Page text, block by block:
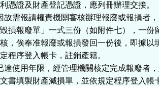
證及財產登記憑證，應列冊辦理交接。
故需報請權責機關審核辦理報廢或報損者
報廢單」一式三份（如附件七），一份
俟奉准報廢或報損發回一份後，即據以
序登入帳卡，註銷產籍。
達使用年限，經管理機關核定完成報廢者
填製財產減損單，並依規定程序登入帳